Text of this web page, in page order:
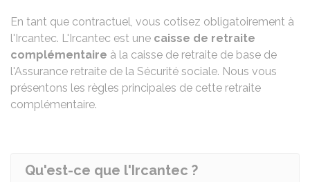
En tant que contractuel, vous cotisez obligatoirement à
l'Ircantec. L'Ircantec est une caisse de retraite
complémentaire à la caisse de retraite de base de
l'Assurance retraite de la Sécurité sociale. Nous vous
présentons les règles principales de cette retraite
complémentaire.
Qu'est-ce que l'Ircantec ?